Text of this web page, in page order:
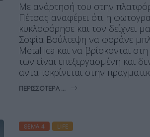
Με ανάρτησή του στην
Πέτσας αναφέρει ότι η
κυκλοφόρησε και τον δείχνει
Σοφία Βούλτεψη να φοράνε
Metallica και να βρίσκονται
των είναι επεξεργασμένη και
ανταποκρίνεται στην
ΠΕΡΙΣΣΌΤΕΡΑ ...
ΘΈΜΑ 4 LIFE